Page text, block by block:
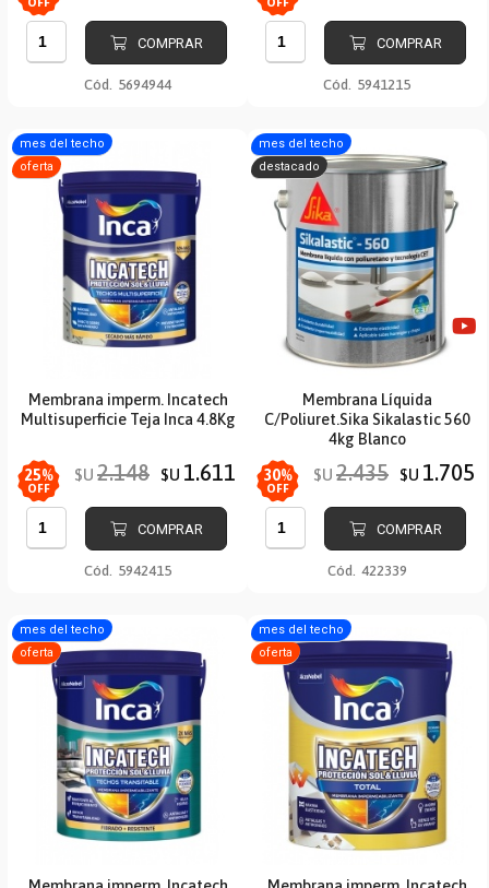
COMPRAR
Cód. 5694944
COMPRAR
Cód. 5941215
mes del techo
oferta
Membrana imperm. Incatech
Multisuperficie Teja Inca 4.8Kg
25%
OFF
$U 2.148 $U 1.611
COMPRAR
Cód. 5942415
mes del techo
destacado
Membrana Líquida
C/Poliuret.Sika Sikalastic 560
4kg Blanco
30%
OFF
$U 2.435 $U 1.705
COMPRAR
Cód. 422339
mes del techo
oferta
mes del techo
oferta